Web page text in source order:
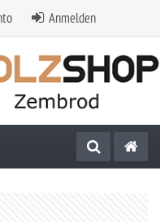
Anmelden